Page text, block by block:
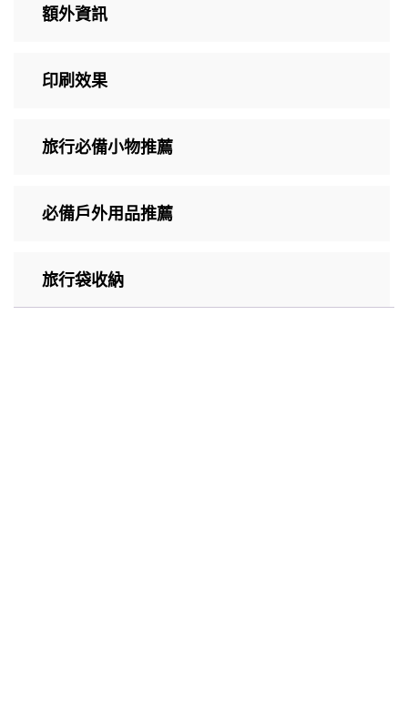
額外資訊
印刷效果
旅行必備小物推薦
必備戶外用品推薦
旅行袋收納